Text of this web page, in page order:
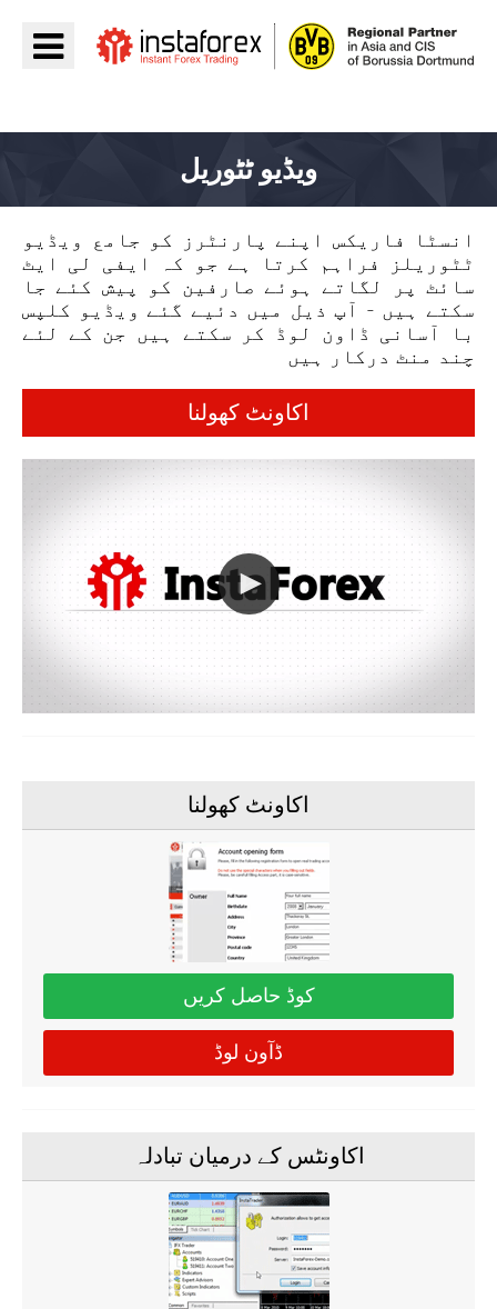
ویڈیو ٹٹوریل
انسٹا فاریکس اپنے پارنٹرز کو جامع ویڈیو
ٹٹوریلز فراہم کرتا ہے جو کہ ایفی لی ایٹ
سائٹ پر لگاتے ہوئے صارفین کو پیش کئے جا
سکتے ہیں - آپ ذیل میں دئیے گئے ویڈیو کلپس
با آسانی ڈاون لوڈ کر سکتے ہیں جن کے لئے
چند منٹ درکار ہیں
اکاونٹ کھولنا
اکاونٹ کھولنا
کوڈ حاصل کریں
ڈآون لوڈ
اکاونٹس کے درمیان تبادلہ